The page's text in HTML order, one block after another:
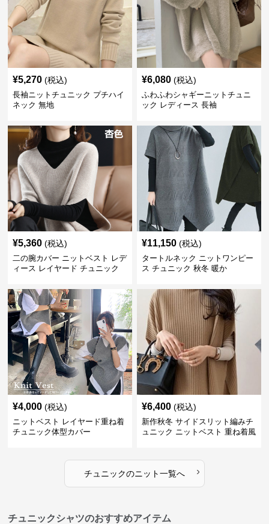
¥5,270 (税込)
長袖ニットチュニック プチハイ
ネック 無地
¥6,080 (税込)
ふわふわシャギーニットチュニ
ック レディース 長袖
¥5,360 (税込)
二の腕カバー ニットベスト レデ
ィース レイヤード チュニック
¥11,150 (税込)
タートルネック ニットワンピー
ス チュニック 秋冬 暖か
¥4,000 (税込)
ニットベスト レイヤード重ね着
チュニック体型カバー
¥6,400 (税込)
新作秋冬 サイドスリット編みチ
ュニック ニットベスト 重ね着風
チュニックのニット一覧へ ›
チュニックシャツのおすすめアイテム